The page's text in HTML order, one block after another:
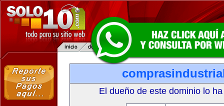
El dueño de este dominio lo